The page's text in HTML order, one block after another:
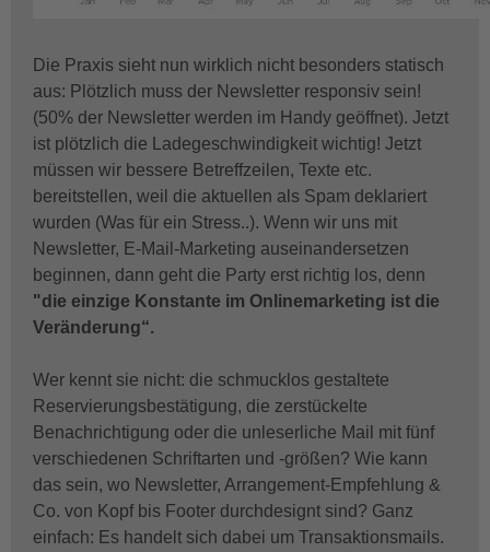
Die Praxis sieht nun wirklich nicht besonders statisch
aus: Plötzlich muss der Newsletter responsiv sein!
(50% der Newsletter werden im Handy geöffnet). Jetzt
ist plötzlich die Ladegeschwindigkeit wichtig! Jetzt
müssen wir bessere Betreffzeilen, Texte etc.
bereitstellen, weil die aktuellen als Spam deklariert
wurden (Was für ein Stress..). Wenn wir uns mit
Newsletter, E-Mail-Marketing auseinandersetzen
beginnen, dann geht die Party erst richtig los, denn
"die einzige Konstante im Onlinemarketing ist die
Veränderung“.
Wer kennt sie nicht: die schmucklos gestaltete
Reservierungsbestätigung, die zerstückelte
Benachrichtigung oder die unleserliche Mail mit fünf
verschiedenen Schriftarten und -größen? Wie kann
das sein, wo Newsletter, Arrangement-Empfehlung &
Co. von Kopf bis Footer durchdesignt sind? Ganz
einfach: Es handelt sich dabei um Transaktionsmails.